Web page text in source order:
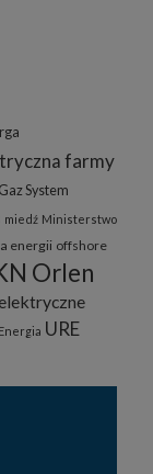
farmy
Gaz System
miedź Ministerstwo
energii offshore
Orlen
URE